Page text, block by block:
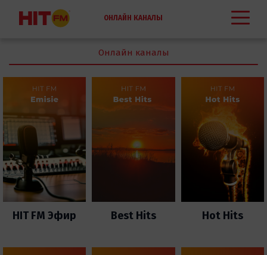
ОНЛАЙН КАНАЛЫ
Онлайн каналы
HIT FM Эфир Best Hits Hot Hits